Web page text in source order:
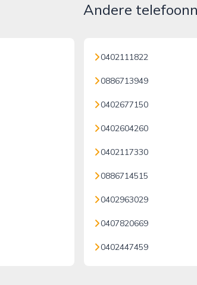
Andere
0402111822
0886713949
0402677150
0402604260
0402117330
0886714515
0402963029
0407820669
0402447459